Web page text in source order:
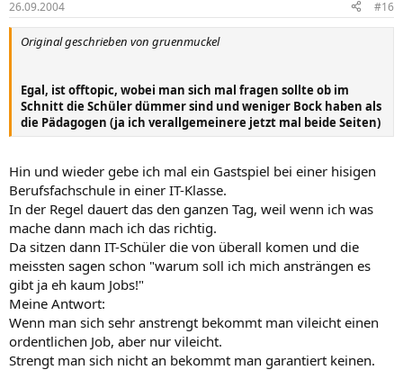
26.09.2004 #16
Original geschrieben von gruenmuckel
Egal, ist offtopic, wobei man sich mal fragen sollte ob im
Schnitt die Schüler dümmer sind und weniger Bock haben als
die Pädagogen (ja ich verallgemeinere jetzt mal beide Seiten)
Hin und wieder gebe ich mal ein Gastspiel bei einer hisigen
Berufsfachschule in einer IT-Klasse.
In der Regel dauert das den ganzen Tag, weil wenn ich was
mache dann mach ich das richtig.
Da sitzen dann IT-Schüler die von überall komen und die
meissten sagen schon "warum soll ich mich ansträngen es
gibt ja eh kaum Jobs!"
Meine Antwort:
Wenn man sich sehr anstrengt bekommt man vileicht einen
ordentlichen Job, aber nur vileicht.
Strengt man sich nicht an bekommt man garantiert keinen.